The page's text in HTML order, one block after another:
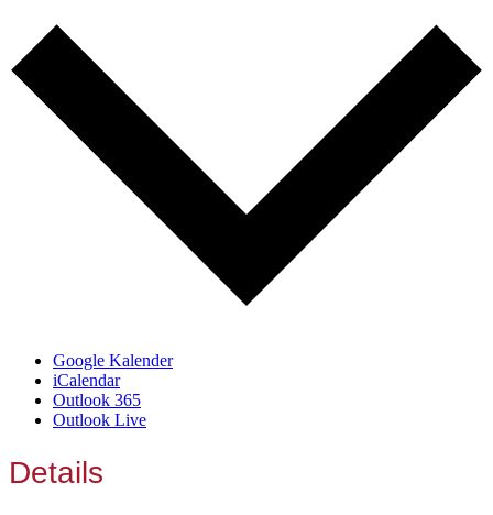
Google Kalender
iCalendar
Outlook 365
Outlook Live
Details